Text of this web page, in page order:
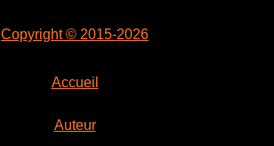
Copyright © 2015-2026
Accueil
Auteur